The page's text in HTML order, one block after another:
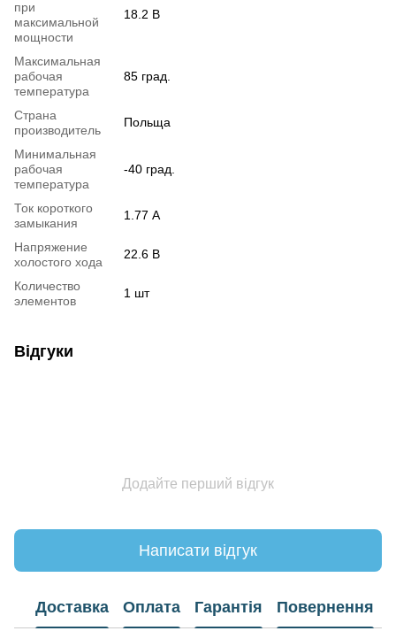
при
максимальной
мощности
18.2 В
Максимальная
рабочая
температура
85 град.
Страна
производитель
Польща
Минимальная
рабочая
температура
-40 град.
Ток короткого
замыкания
1.77 А
Напряжение
холостого хода
22.6 В
Количество
элементов
1 шт
Відгуки
Додайте перший відгук
Написати відгук
Доставка Оплата Гарантія Повернення